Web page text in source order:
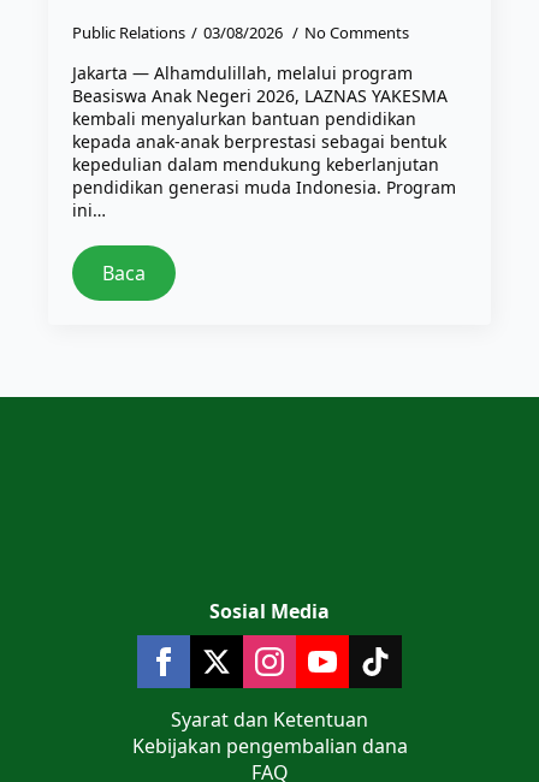
Public Relations 03/08/2026 No Comments
Jakarta — Alhamdulillah, melalui program
Beasiswa Anak Negeri 2026, LAZNAS YAKESMA
kembali menyalurkan bantuan pendidikan
kepada anak-anak berprestasi sebagai bentuk
kepedulian dalam mendukung keberlanjutan
pendidikan generasi muda Indonesia. Program
ini…
Baca
Sosial Media
Syarat dan Ketentuan
Kebijakan pengembalian dana
FAQ